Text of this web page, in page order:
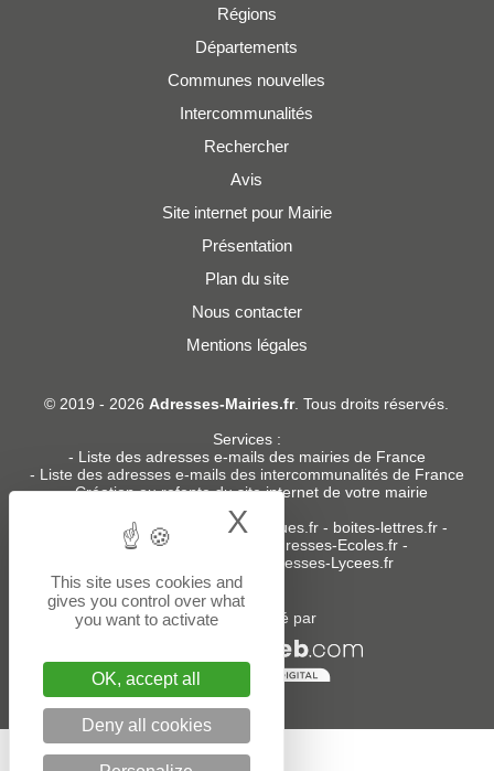
Régions
Départements
Communes nouvelles
Intercommunalités
Rechercher
Avis
Site internet pour Mairie
Présentation
Plan du site
Nous contacter
Mentions légales
© 2019 - 2026Adresses-Mairies.fr. Tous droits réservés.
Services :
- Liste des adresses e-mails des mairies de France
- Liste des adresses e-mails des intercommunalités de France
-Création ou refonte du site internet de votre mairie
Sites partenaires: donneespubliques.fr - boites-lettres.fr -
bureaux.boites-lettres.fr
Adresses-Ecoles.fr -
Adresses-Lycees.fr
Un service édité par
This site uses cookies and
gives you control over what
you want to activate
OK, accept all
Deny all cookies
X Hide cookie